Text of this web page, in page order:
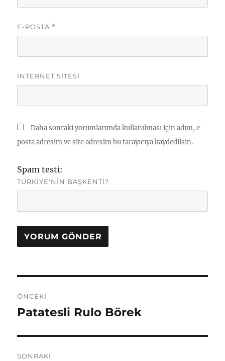
E-POSTA *
İNTERNET SITESI
Daha sonraki yorumlarımda kullanılması için adım, e-
posta adresim ve site adresim bu tarayıcıya kaydedilsin.
Spam testi:
TÜRKIYE'NIN BAŞKENTI?
gezinmesi
ÖNCEKI
Önceki
Patatesli Rulo Börek
SONRAKI